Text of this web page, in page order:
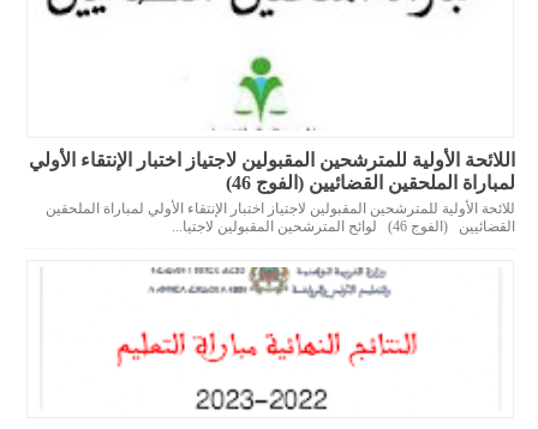
اللائحة الأولية للمترشحين المقبولين لاجتياز اختبار الإنتقاء الأولي
لمباراة الملحقين القضائيين (الفوج 46)
للائحة الأولية للمترشحين المقبولين لاجتياز اختبار الإنتقاء الأولي لمباراة الملحقين
القضائيين (الفوج 46) لوائح المترشحين المقبولين لاجتيا...